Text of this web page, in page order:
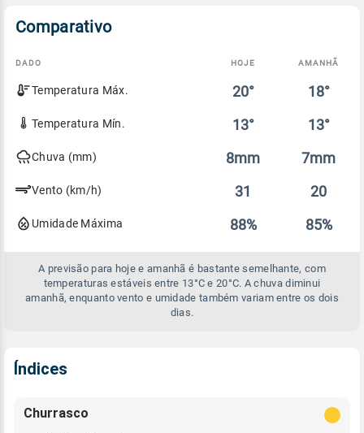
Comparativo
Comparativo
entre
previsão
hoje
DADO HOJE AMANHÃ
Temperatura Máx. 20° 18°
Temperatura Mín. 13° 13°
Chuva (mm) 8mm 7mm
Vento (km/h) 31 20
Umidade Máxima 88% 85%
A previsão para hoje e amanhã é bastante semelhante, com
temperaturas estáveis entre 13°C e 20°C. A chuva diminui
amanhã, enquanto vento e umidade também variam entre os dois
dias.
Índices
Churrasco